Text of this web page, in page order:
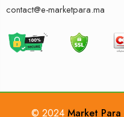
contact@e-marketpara.ma
© 2024 Market Para